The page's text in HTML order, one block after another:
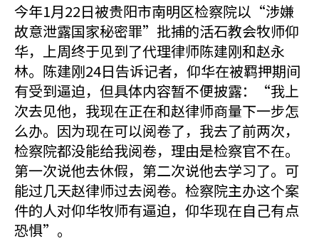
今年1月22日被贵阳市南明区检察院以“涉嫌
故意泄露国家秘密罪”批捕的活石教会牧师仰
华，上周终于见到了代理律师陈建刚和赵永
林。陈建刚24日告诉记者，仰华在被羁押期间
有受到逼迫，但具体内容暂不便披露：“我上
次去见他，我现在正在和赵律师商量下一步怎
么办。因为现在可以阅卷了，我去了前两次，
检察院都没能给我阅卷，理由是检察官不在。
第一次说他去休假，第二次说他去学习了。可
能过几天赵律师过去阅卷。检察院主办这个案
件的人对仰华牧师有逼迫，仰华现在自己有点
恐惧”。